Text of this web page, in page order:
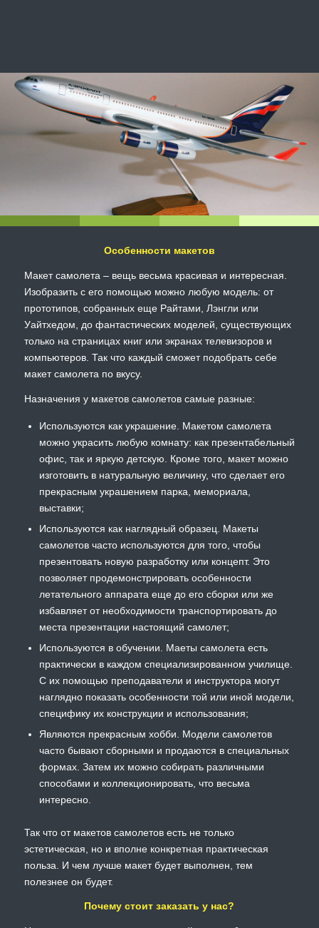
Особенности макетов
Макет самолета – вещь весьма красивая и интересная.
Изобразить с его помощью можно любую модель: от
прототипов, собранных еще Райтами, Лэнгли или
Уайтхедом, до фантастических моделей, существующих
только на страницах книг или экранах телевизоров и
компьютеров. Так что каждый сможет подобрать себе
макет самолета по вкусу.
Назначения у макетов самолетов самые разные:
Используются как украшение. Макетом самолета
можно украсить любую комнату: как презентабельный
офис, так и яркую детскую. Кроме того, макет можно
изготовить в натуральную величину, что сделает его
прекрасным украшением парка, мемориала,
выставки;
Используются как наглядный образец. Макеты
самолетов часто используются для того, чтобы
презентовать новую разработку или концепт. Это
позволяет продемонстрировать особенности
летательного аппарата еще до его сборки или же
избавляет от необходимости транспортировать до
места презентации настоящий самолет;
Используются в обучении. Маеты самолета есть
практически в каждом специализированном училище.
С их помощью преподаватели и инструктора могут
наглядно показать особенности той или иной модели,
специфику их конструкции и использования;
Являются прекрасным хобби. Модели самолетов
часто бывают сборными и продаются в специальных
формах. Затем их можно собирать различными
способами и коллекционировать, что весьма
интересно.
Так что от макетов самолетов есть не только
эстетическая, но и вполне конкретная практическая
польза. И чем лучше макет будет выполнен, тем
полезнее он будет.
Почему стоит заказать у нас?